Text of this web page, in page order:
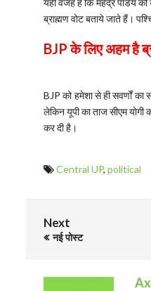
यही वजह है कि महेंद्र पांडेय को
ब्राह्मण वोट बताये जाते हैं।
BJPके लिए अहम है
BJP को हमेशा से ही सवर्णों
लेकिन यूपी का ताज सीएम
कर दी है।
Central UP, political
Next
नई पोस्ट